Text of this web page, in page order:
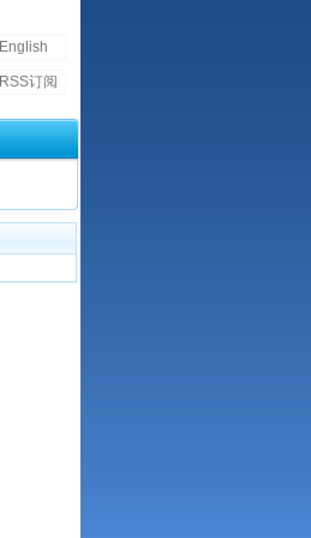
English
RSS订阅